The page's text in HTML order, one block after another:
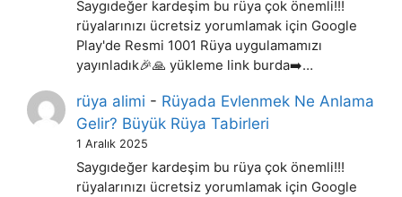
Saygıdeğer kardeşim bu rüya çok önemli!!!
rüyalarınızı ücretsiz yorumlamak için Google
Play'de Resmi 1001 Rüya uygulamamızı
yayınladık🎉🙏 yükleme link burda➡️…
rüya alimi - Rüyada Evlenmek Ne Anlama
Gelir? Büyük Rüya Tabirleri
1 Aralık 2025
Saygıdeğer kardeşim bu rüya çok önemli!!!
rüyalarınızı ücretsiz yorumlamak için Google